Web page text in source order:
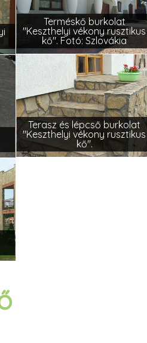
Terméskő burkolat
"Keszthelyi vékony rusztikus
kő". Fotó: Szlovákia
Terasz és lépcső burkolat
"Keszthelyi vékony rusztikus
kő".